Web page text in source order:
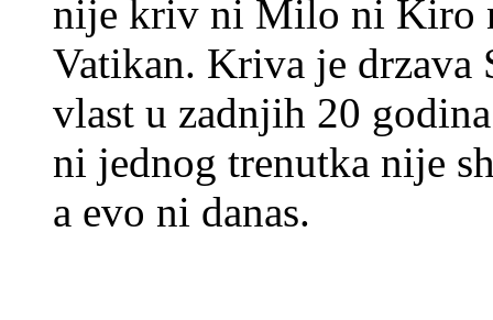
nije kriv ni Milo ni Kiro
Vatikan. Kriva je drzava
vlast u zadnjih 20
ni jednog trenutka nije
a evo ni danas.